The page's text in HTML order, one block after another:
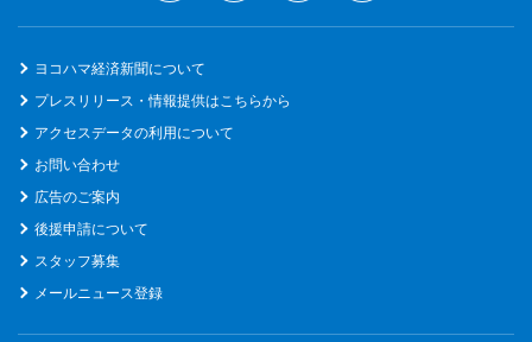
ヨコハマ経済新聞について
プレスリリース・情報提供はこちらから
アクセスデータの利用について
お問い合わせ
広告のご案内
後援申請について
スタッフ募集
メールニュース登録